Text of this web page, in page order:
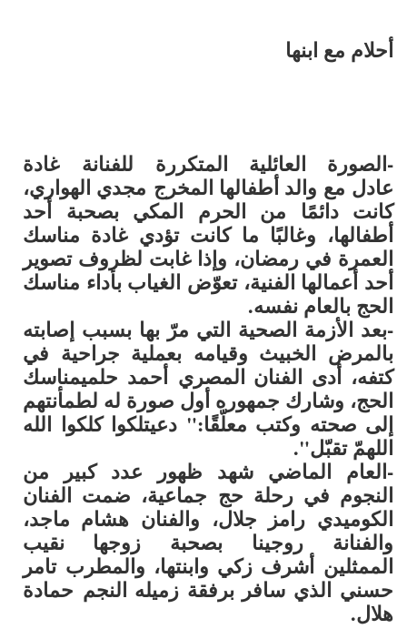
أحلام مع ابنها
-الصورة العائلية المتكررة للفنانة غادة
عادلمع والد أطفالها المخرجمجدي الهواري،
كانت دائمًا من الحرم المكي بصحبة أحد
أطفالها، وغالبًا ما كانت تؤدي غادة مناسك
العمرة في رمضان، وإذا غابت لظروف تصوير
أحد أعمالها الفنية، تعوّض الغياب بأداء مناسك
الحج بالعام نفسه.
-بعد الأزمة الصحية التي مرّ بها بسبب إصابته
بالمرض الخبيث وقيامه بعملية جراحية في
كتفه، أدى الفنان المصريأحمد حلميمناسك
الحج، وشارك جمهوره أول صورة له لطمأنتهم
إلى صحته وكتب معلّقًا:" دعيتلكوا كلكوا الله
اللهمّ تقبّل".
-العام الماضي شهد ظهور عدد كبير من
النجوم في رحلة حج جماعية، ضمت الفنان
الكوميديرامز جلال، والفنان هشام ماجد،
والفنانة روجينابصحبة زوجها نقيب
الممثلين أشرف زكيوابنتها، والمطرب تامر
حسني الذي سافر برفقة زميله النجم حمادة
هلال.